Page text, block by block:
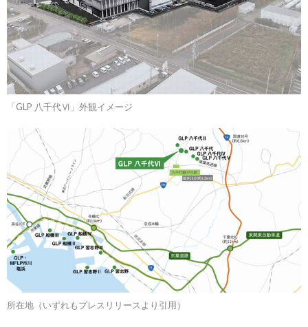
「GLP 八千代Ⅵ」外観イメージ
所在地（いずれもプレスリリースより引用）